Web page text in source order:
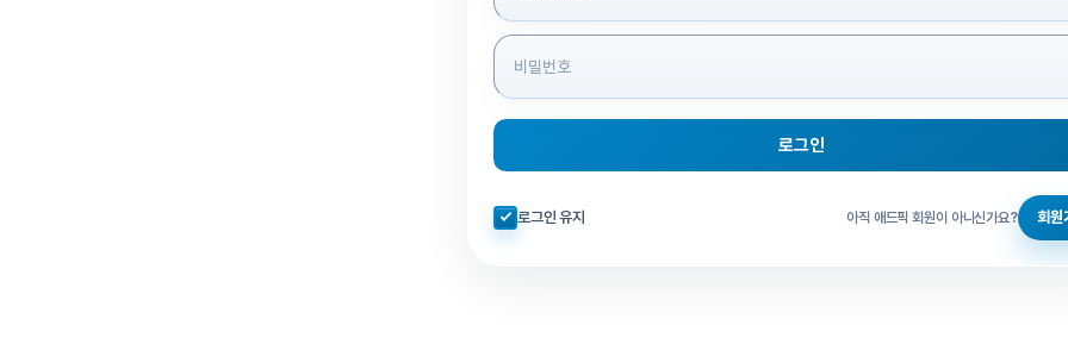
로그인
자동로그인 체크
로그인 유지 아직 애드픽 회원이 아니신가요? 회원